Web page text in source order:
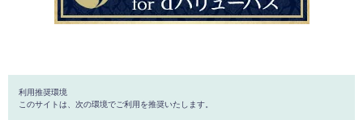
利用推奨環境
このサイトは、次の環境でご利用を推奨いたします。